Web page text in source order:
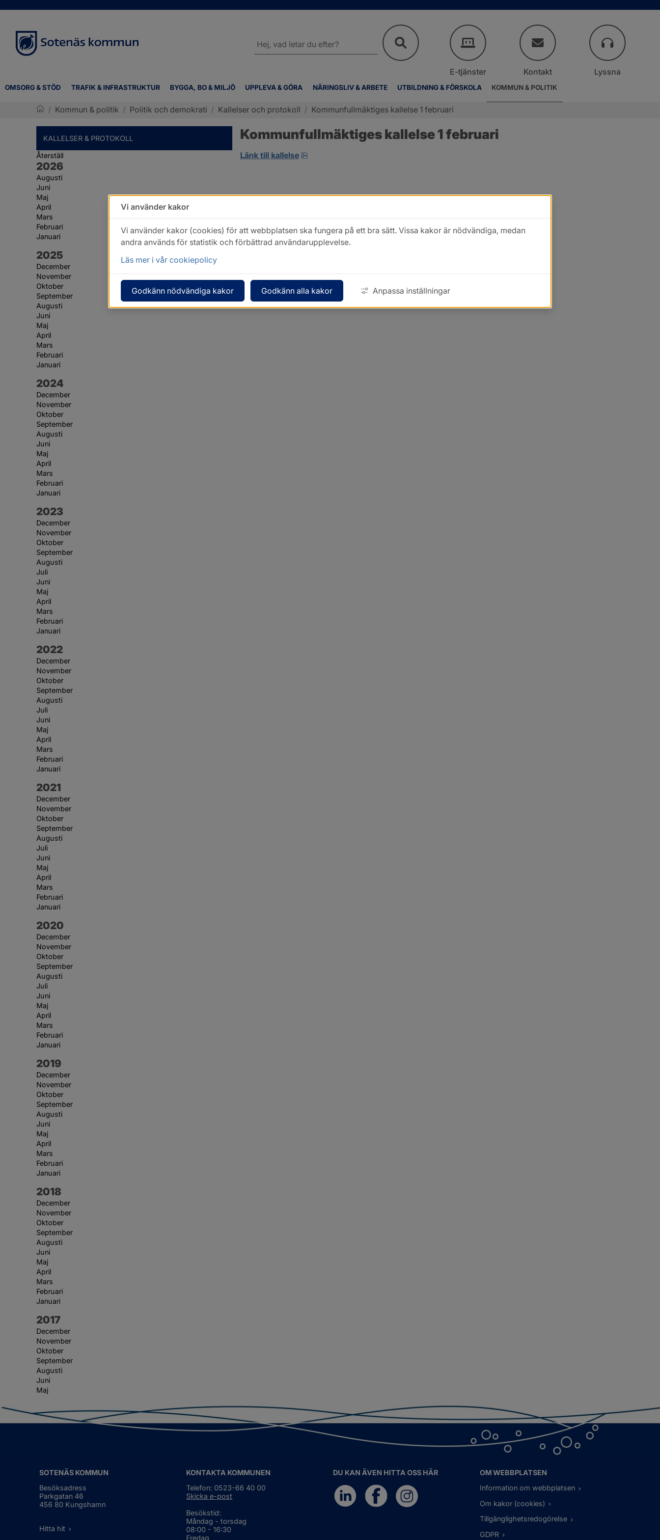
OMSORG & STÖD TRAFIK & INFRASTRUKTUR BYGGA, BO & MILJÖ UPPLEVA & GÖRA NÄRINGSLIV & ARBETE UTBILDNING & FÖRSKOLA KOMMUN & POLITIK
webbplatsen
E-tjänster Kontakt Lyssna
/ Kommun & politik / Politik och demokrati / Kallelser och protokoll / Kommunfullmäktiges kallelse 1 februari
KALLELSER & PROTOKOLL
Återställ
År:
2026
Augusti
Juni
Maj
April
Mars
Februari
Januari
År:
2025
December
November
Oktober
September
Augusti
Juni
Maj
April
Mars
Februari
Januari
År:
2024
December
November
Oktober
September
Augusti
Juni
Maj
April
Mars
Februari
Januari
År:
2023
December
November
Oktober
September
Augusti
Juli
Juni
Maj
April
Mars
Februari
Januari
År:
2022
December
November
Oktober
September
Augusti
Juli
Juni
Maj
April
Mars
Februari
Januari
År:
2021
December
November
Oktober
September
Augusti
Juli
Juni
Maj
April
Mars
Februari
Januari
År:
2020
December
November
Oktober
September
Augusti
Juli
Juni
Maj
April
Mars
Februari
Januari
År:
2019
December
November
Oktober
September
Augusti
Juni
Maj
April
Mars
Februari
Januari
År:
2018
December
November
Oktober
September
Augusti
Juni
Maj
April
Mars
Februari
Januari
År:
2017
December
November
Oktober
September
Augusti
Juni
Maj
Kommunfullmäktiges kallelse 1 februari
Länk till kallelse pdf, 1.8 MB, öppnas i nytt fönster.
SOTENÄS KOMMUN
Besöksadress
Parkgatan 46
456 80 Kungshamn
Hitta hit
KONTAKTA KOMMUNEN
Telefon: 0523-66 40 00
Skicka e-post
Besökstid:
Måndag - torsdag
08:00 - 16:30
Fredag
DU KAN ÄVEN HITTA OSS HÄR
OM WEBBPLATSEN
Information om webbplatsen
Om kakor (cookies)
Tillgänglighetsredogörelse
GDPR
Vi använder kakor
Vi använder kakor (cookies) för att webbplatsen ska fungera på ett bra sätt. Vissa kakor är nödvändiga, medan
andra används för statistik och förbättrad användarupplevelse.
Läs mer i vår cookiepolicy
Godkänn nödvändiga kakor Godkänn alla kakor Anpassa inställningar